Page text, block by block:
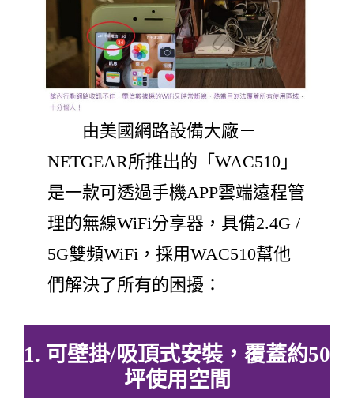
由美國網路設備大廠－
NETGEAR所推出的「WAC510」
是一款可透過手機APP雲端遠程管
理的無線WiFi分享器，具備2.4G /
5G雙頻WiFi，採用WAC510幫他
們解決了所有的困擾：
1. 可壁掛/吸頂式安裝，覆蓋約50
坪使用空間